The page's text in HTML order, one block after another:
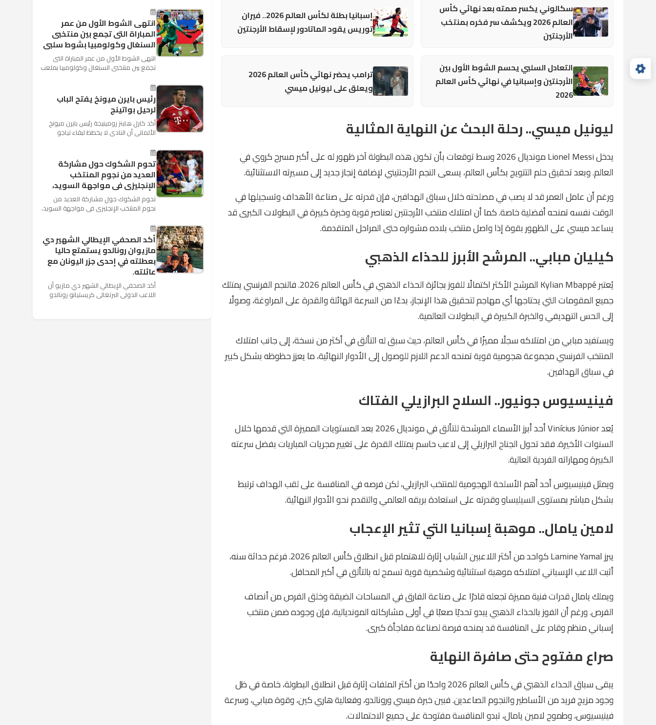
سكالوني يكسر صمته بعد نهائي كأس
العالم 2026 ويكشف سر فخره بمنتخب
الأرجنتين
إسبانيا بطلة لكأس العالم 2026.. فيران
توريس يقود الماتادور لإسقاط الأرجنتين
التعادل السلبي يحسم الشوط الأول بين
الأرجنتين وإسبانيا في نهائي كأس العالم
2026
ترامب يحضر نهائي كأس العالم 2026
ويعلق على ليونيل ميسي
ليونيل ميسي.. رحلة البحث عن النهاية المثالية
يدخل Lionel Messi مونديال 2026 وسط توقعات بأن تكون هذه البطولة آخر ظهور له على أكبر مسرح كروي في
العالم. وبعد تحقيق حلم التتويج بكأس العالم، يسعى النجم الأرجنتيني لإضافة إنجاز جديد إلى مسيرته الاستثنائية.
ورغم أن عامل العمر قد لا يصب في مصلحته خلال سباق الهدافين، فإن قدرته على صناعة الأهداف وتسجيلها في
الوقت نفسه تمنحه أفضلية خاصة. كما أن امتلاك منتخب الأرجنتين لعناصر قوية وخبرة كبيرة في البطولات الكبرى قد
يساعد ميسي على الظهور بقوة إذا واصل منتخب بلاده مشواره حتى المراحل المتقدمة.
كيليان مبابي.. المرشح الأبرز للحذاء الذهبي
يُعتبر Kylian Mbappé المرشح الأكثر اكتمالًا للفوز بجائزة الحذاء الذهبي في كأس العالم 2026. فالنجم الفرنسي يمتلك
جميع المقومات التي يحتاجها أي مهاجم لتحقيق هذا الإنجاز، بدءًا من السرعة الهائلة والقدرة على المراوغة، وصولًا
إلى الحس التهديفي والخبرة الكبيرة في البطولات العالمية.
ويستفيد مبابي من امتلاكه سجلًا مميزًا في كأس العالم، حيث سبق له التألق في أكثر من نسخة، إلى جانب امتلاك
المنتخب الفرنسي مجموعة هجومية قوية تمنحه الدعم اللازم للوصول إلى الأدوار النهائية، ما يعزز حظوظه بشكل كبير
في سباق الهدافين.
فينيسيوس جونيور.. السلاح البرازيلي الفتاك
يُعد Vinícius Júnior أحد أبرز الأسماء المرشحة للتألق في مونديال 2026 بعد المستويات المميزة التي قدمها خلال
السنوات الأخيرة. فقد تحول الجناح البرازيلي إلى لاعب حاسم يمتلك القدرة على تغيير مجريات المباريات بفضل سرعته
الكبيرة ومهاراته الفردية العالية.
ويمثل فينيسيوس أحد أهم الأسلحة الهجومية للمنتخب البرازيلي، لكن فرصه في المنافسة على لقب الهداف ترتبط
بشكل مباشر بمستوى السيليساو وقدرته على استعادة بريقه العالمي والتقدم نحو الأدوار النهائية.
لامين يامال.. موهبة إسبانيا التي تثير الإعجاب
يبرز Lamine Yamal كواحد من أكثر اللاعبين الشباب إثارة للاهتمام قبل انطلاق كأس العالم 2026. فرغم حداثة سنه،
أثبت اللاعب الإسباني امتلاكه موهبة استثنائية وشخصية قوية تسمح له بالتألق في أكبر المحافل.
ويملك يامال قدرات فنية مميزة تجعله قادرًا على صناعة الفارق في المساحات الضيقة وخلق الفرص من أنصاف
الفرص. ورغم أن الفوز بالحذاء الذهبي يبدو تحديًا صعبًا في أولى مشاركاته المونديالية، فإن وجوده ضمن منتخب
إسباني منظم وقادر على المنافسة قد يمنحه فرصة لصناعة مفاجأة كبرى.
صراع مفتوح حتى صافرة النهاية
يبقى سباق الحذاء الذهبي في كأس العالم 2026 واحدًا من أكثر الملفات إثارة قبل انطلاق البطولة، خاصة في ظل
وجود مزيج فريد من الأساطير والنجوم الصاعدين. فبين خبرة ميسي ورونالدو، وفعالية هاري كين، وقوة مبابي، وسرعة
فينيسيوس، وطموح لامين يامال، تبدو المنافسة مفتوحة على جميع الاحتمالات.
"كريستوفسك...
انتهى الشوط الأول من عمر
المباراة التى تجمع بين منتخبى
السنغال وكولومبيا بشوط سلبى
انتهى الشوط الأول من عمر المباراة التى
تجمع بين منتخبى السنغال وكولومبيا بملعب
الثالثة والأ...
رئيس بايرن ميونخ يفتح الباب
لرحيل بواتينج
أكد كارل هاينز رومينيجة رئيس بايرن ميونخ
الألمانى أن النادى لا يخطط لبقاء تياجو
وأنه سيستم...
تحوم الشكوك حول مشاركة
العديد من نجوم المنتخب
الإنجليزى فى مواجهة السويد،
تحوم الشكوك حول مشاركة العديد من
نجوم المنتخب الإنجليزى فى مواجهة السويد،
ملعب "كوزموس آ...
أكد الصحفي الإيطالي الشهير دي
مازيوان رونالدو يستمتع حاليا
بعطلته في إحدى جزر اليونان مع
عائلته.
أكد الصحفي الإيطالي الشهير دي مازيو أن
اللاعب الدولي البرتغالي كريستيانو رونالدو